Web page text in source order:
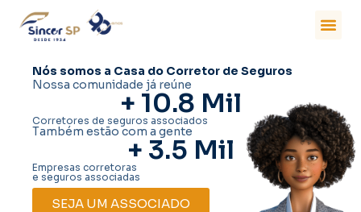
Nós somos a Casa do Corretor de Seguros
Nossa comunidade já reúne
+ 10.8 Mil
Corretores de seguros associados
Também estão com a gente
+ 3.5 Mil
Empresas corretoras
e seguros associadas
SEJA UM ASSOCIADO